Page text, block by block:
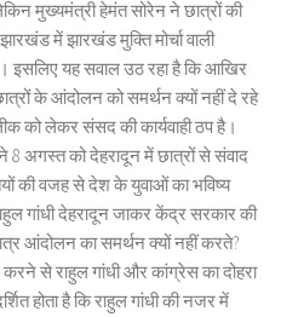
मुख्यमंत्री हेमंत सोरेन ने छात्रों की
में झारखंड मुक्ति मोर्चा वाली
यह सवाल उठ रहा है कि आखिर
के आंदोलन को समर्थन क्यों नहीं दे रहे
को लेकर संसद की कार्यवाही ठप है।
8 अगस्त को देहरादून में छात्रों से संवाद
की वजह से देश के युवाओं का भविष्य
गांधी देहरादून जाकर केंद्र सरकार की
आंदोलन का समर्थन क्यों नहीं करते?
से राहुल गांधी और कांग्रेस का दोहरा
होता है कि राहुल गांधी की नजर में